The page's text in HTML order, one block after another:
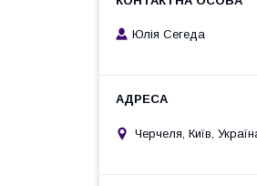
Юлія Сегеда
Черчеля, Київ,